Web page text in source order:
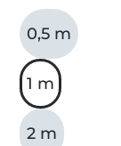
0,5 m
1 m
2 m